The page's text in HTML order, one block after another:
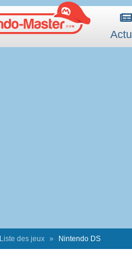
Actu
Liste des jeux Nintendo DS